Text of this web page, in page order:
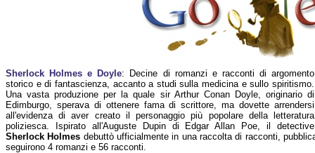
Sherlock Holmes e Doyle: Decine di romanzi e racconti di argomento
storico e di fantascienza, accanto a studi sulla medicina e sullo spiritismo.
Una vasta produzione per la quale sir Arthur Conan Doyle, originario di
Edimburgo, sperava di ottenere fama di scrittore, ma dovette arrendersi
all'evidenza di aver creato il personaggio più popolare della letteratura
poliziesca. Ispirato all'Auguste Dupin di Edgar Allan Poe, il detective
Sherlock Holmes debuttò ufficialmente in una raccolta di racconti,
seguirono 4 romanzi e 56 racconti.